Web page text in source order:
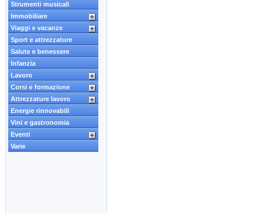
Strumenti musicali
Immobiliare
Viaggi e vacanze
Sport e attrezzature
Salute e benessere
Infanzia
Lavoro
Corsi e formazione
Attrezzature lavoro
Energie rinnovabili
Vini e gastronomia
Eventi
Varie